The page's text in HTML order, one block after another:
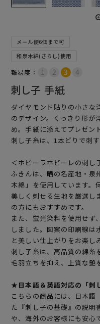
メール便6個まで可
和泉木綿(さらし)使用
難易度：
刺し子 手紙
ダイヤモンド貼りの小さな
のデザイン。くっきり形が
め。手紙に添えてプレゼン
刺し子糸は、1本どりで刺
＜ホビーラホビーレの刺し
ふきんは、晒の名産地・泉
木綿」を使用しています。
美しく刺せる生地を厳選し
の方にもおすすめです。
また、蛍光染料を使用せず
しました。図案の印刷線は
と美しい仕上がりをお楽し
刺し子糸は、高品質の綿糸
毛羽立ちを抑え、上質な艶
★日本語＆英語対応の「刺
こちらの商品には、日本語
た『刺し子の基礎』の説明
や、海外のお客様にも安心